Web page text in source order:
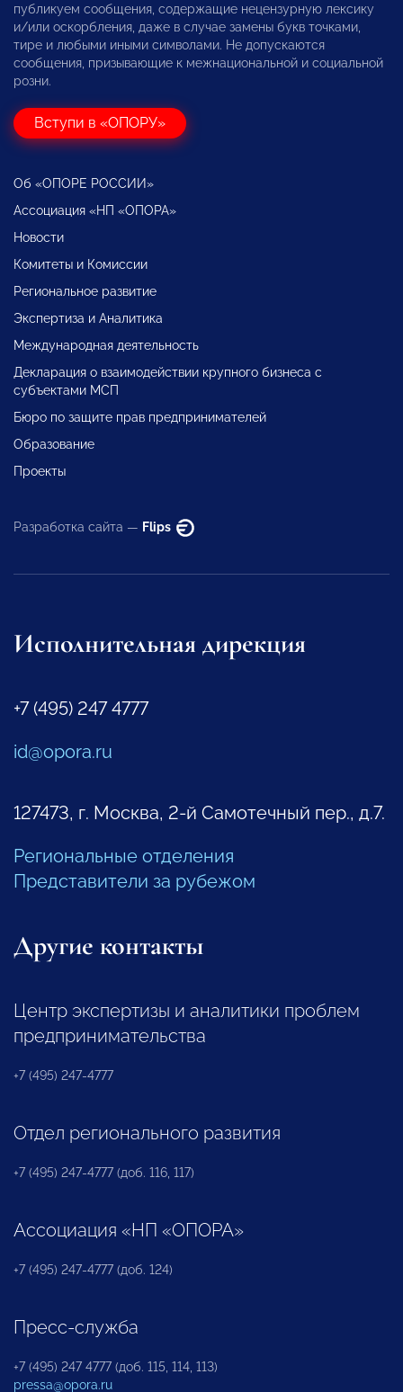
публикуем сообщения, содержащие нецензурную лексику
и/или оскорбления, даже в случае замены букв точками,
тире и любыми иными символами. Не допускаются
сообщения, призывающие к межнациональной и социальной
розни.
Вступи в «ОПОРУ»
Об «ОПОРЕ РОССИИ»
Ассоциация «НП «ОПОРА»
Новости
Комитеты и Комиссии
Региональное развитие
Экспертиза и Аналитика
Международная деятельность
Декларация о взаимодействии крупного бизнеса с
субъектами МСП
Бюро по защите прав предпринимателей
Образование
Проекты
Разработка сайта — Flips
Исполнительная дирекция
+7 (495) 247 4777
id@opora.ru
127473, г. Москва, 2-й Самотечный пер., д.7.
Региональные отделения
Представители за рубежом
Другие контакты
Центр экспертизы и аналитики проблем
предпринимательства
+7 (495) 247-4777
Отдел регионального развития
+7 (495) 247-4777 (доб. 116, 117)
Ассоциация «НП «ОПОРА»
+7 (495) 247-4777 (доб. 124)
Пресс-служба
+7 (495) 247 4777 (доб. 115, 114, 113)
pressa@opora.ru